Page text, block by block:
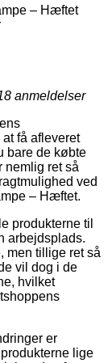
– Hæftet
anmeldelser
få afleveret
bare de købte
nemlig ret så
ved
– Hæftet.
produkterne til
arbejdsplads.
men tillige ret så
vil dog i de
hvilket
er
lige